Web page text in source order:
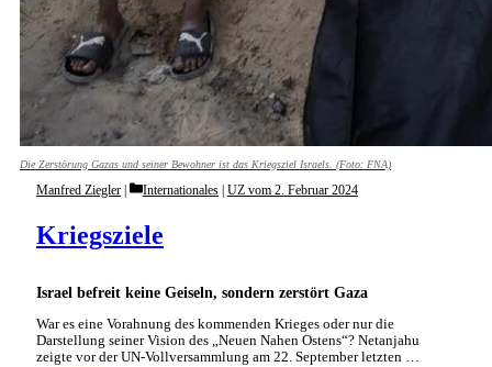
Die Zerstörung Gazas und seiner Bewohner ist das Kriegsziel Israels. (Foto: FNA)
Israel befreit keine Geiseln, sondern zerstört Gaza
Kriegsziele
Manfred Ziegler Categories
Internationales | UZ vom 2. Februar 2024
War es eine Vorahnung des kommenden Krieges oder nur die
Darstellung seiner Vision des „Neuen Nahen Ostens“? Netanjahu
zeigte vor der UN-Vollversammlung am 22. September letzten …